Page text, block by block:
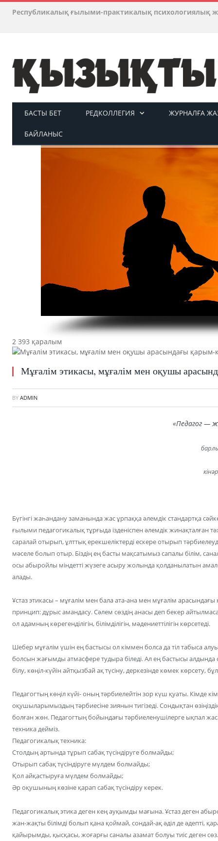
Республикалық ғылыми-практикалық психологиялық
БАСТЫ БЕТ РЕДКОЛЛЕГИЯ ЖУРНАЛҒА
БАЙЛАНЫС
2 393 қаралым
Мұғалім этикасы, мұғалім мен оқушы
BY ADMIN
«Педагог —
Бүгінгі жаһандану заманында жас ұрпаққа әлемдік стандартқа
ғылыми педагогикалық тұрғыда ізденіспен әлемдік жинақталған
саралай отырып, ұлттық ерекшеліктерді ескере отырып
мәселе болып отыр. Біздің ең басты мақсатымыз сапалы білім,
осы абыройлы міндетті жүзеге асыру жолында қолданылатын
алады.
Ұстаз этикасы – мұғалім мен бала ата-ана мен мұғалім
принцип: дұрыс амандасу. Сәлем сөздің анасы деп бекер
ол адамның көрегенділігін, білімділігін, мәдениеттілігін көрсетеді.
Шебер мұғалім үшін ең бастысы ол кіммен болса да тіл табыса
болсын жағымды атмасфере тудыра біледі. Ал ең бастысы
білу, көңіл-күйін айтқызбай ақ түсіну, деркезінде көмек көрсету,
Педагогтың көңіл күйі- оның тәрбиелейтін зор күш қуаты. Кімде кім
оқушыларымыздың тәрбиесіне зиянын тигізеді. Сондықтан өзіңіздің
болған жөн. Педагогтың бойындағы тәрбиеленушілерге ықпал
техника дейміз.
Педагогикалық техника:
Столдың артында тұрып сабақ түсіндіруге болмайды;
Отырып сабақ түсіндіруге мүлдем болмайды;
Қол айқастыруға мүлдем болмайды;
Әр оқушының көзіне қарап сабақ түсіндіру керек.
Педагогикалық этика деген кең ауқымды мағына. Ұстаз деген
жан-жақты білімді болып қана қоймай, сондай-ақ әділ де әдепті,
қайырымды, қысқасы, жоғарғы саналы азамат болуы тиіс деген